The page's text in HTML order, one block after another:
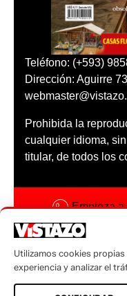
Teléfono: (+593)
Dirección: Aguirre
Prohibida la
cualquier idioma,
titular, de todos los
Empieza a
Código
Utilizamos cookies
experiencia y analizar el